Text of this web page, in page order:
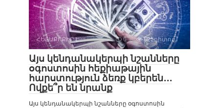
ՀԵՏԱՔՐՔԻՐ Է 0 825դիտում
Այս կենդանակերպի նշանները
օգոստոսին հեքիաթային
հարստություն ձեռք կբերեն․․․
Ովքե՞ր են նրանք
Այս կենդանակերպի նշանները օգոստոսին